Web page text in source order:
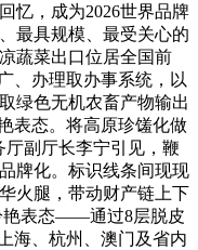
忆，成为2026世界品牌
最具规模、最受关心的
蔬菜出口位居全国前
、办理取办事系统，以
绿色无机农畜产物输出
表态。将高原珍馐化做
副厅长李宁引见，鞭
牌化。标识线条间现现
火腿，带动财产链上下
艳表态——通过8层脱皮
海、杭州、澳门及省内